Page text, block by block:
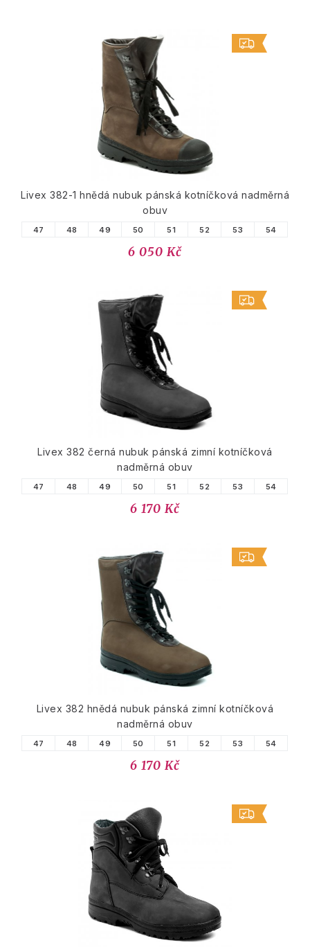
Livex 382-1 hnědá nubuk pánská kotníčková nadměrná
obuv
47 48 49 50 51 52 53 54
6 050 Kč
Livex 382 černá nubuk pánská zimní kotníčková
nadměrná obuv
47 48 49 50 51 52 53 54
6 170 Kč
Livex 382 hnědá nubuk pánská zimní kotníčková
nadměrná obuv
47 48 49 50 51 52 53 54
6 170 Kč